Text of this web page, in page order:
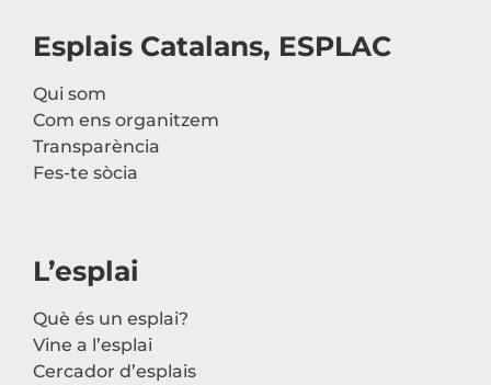
Esplais Catalans, ESPLAC
Qui som
Com ens organitzem
Transparència
Fes-te sòcia
L’esplai
Què és un esplai?
Vine a l’esplai
Cercador d’esplais